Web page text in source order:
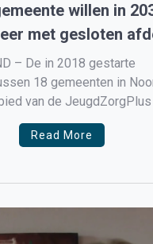
willen in
met gesloten
– De in 2018 gestarte
18 gemeenten in
van de
richten op verandering
De 18 gemeenten
Read More